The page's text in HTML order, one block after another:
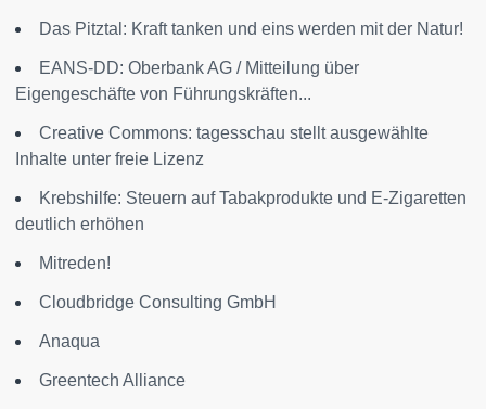
Das Pitztal: Kraft tanken und eins werden mit der Natur!
EANS-DD: Oberbank AG / Mitteilung über
Eigengeschäfte von Führungskräften...
Creative Commons: tagesschau stellt ausgewählte
Inhalte unter freie Lizenz
Krebshilfe: Steuern auf Tabakprodukte und E-Zigaretten
deutlich erhöhen
Mitreden!
Cloudbridge Consulting GmbH
Anaqua
Greentech Alliance